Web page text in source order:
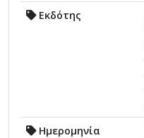
Εκδότης
Ημερομηνία